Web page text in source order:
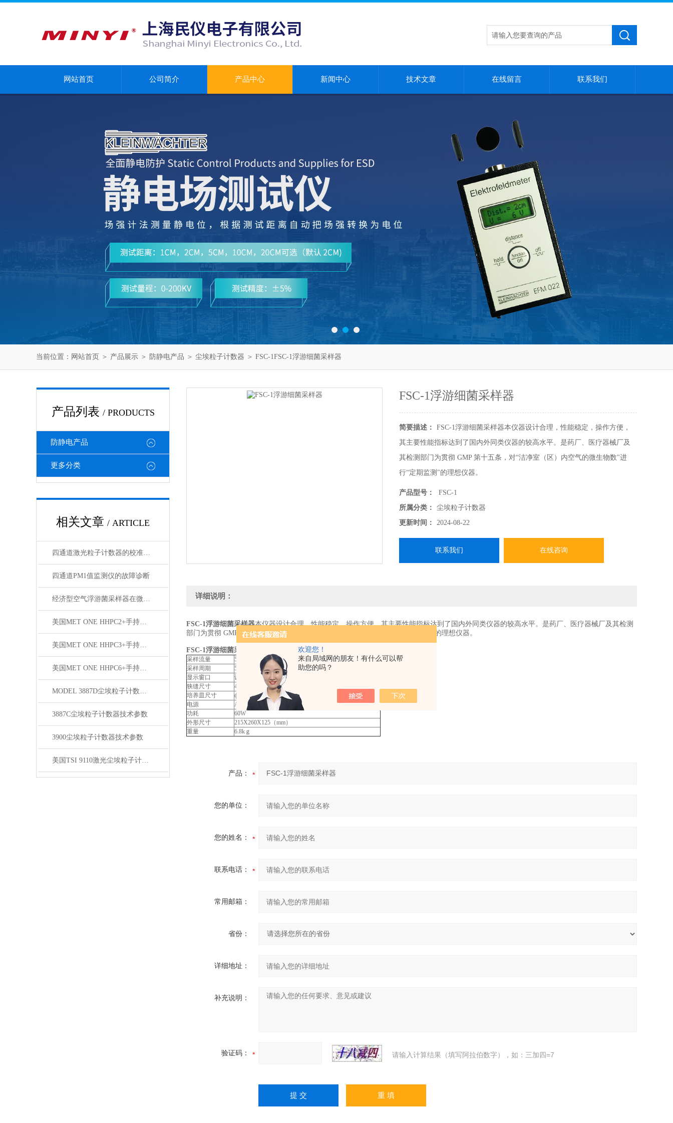
欢迎您！
来自局域网的朋友！有什么可以帮
助您的吗？
网站首页 公司简介 产品中心 新闻中心 技术文章 在线留言 联系我们
当前位置： 网站首页 ＞ 产品展示 ＞ 防静电产品 ＞ 尘埃粒子计数器 ＞ FSC-1FSC-1浮游细菌采样器
产品列表 / PRODUCTS
防静电产品
更多分类
相关文章 / ARTICLE
四通道激光粒子计数器的校准方法与周期性验证流程
四通道PM1值监测仪的故障诊断
经济型空气浮游菌采样器在微生物检测中的优势
美国MET ONE HHPC2+手持式尘埃粒子计数器
美国MET ONE HHPC3+手持式尘埃粒子计数器
美国MET ONE HHPC6+手持式尘埃粒子计数器
MODEL 3887D尘埃粒子计数器技术参数
3887C尘埃粒子计数器技术参数
3900尘埃粒子计数器技术参数
美国TSI 9110激光尘埃粒子计数器技术参数
FSC-1浮游细菌采样器
简要描述：
FSC-1浮游细菌采样器本仪器设计合理，性能稳定，操作方便，
其主要性能指标达到了国内外同类仪器的较高水平。是药厂、医疗器械厂及
其检测部门为贯彻 GMP 第十五条，对“洁净室（区）内空气的微生物数"进
行“定期监测"的理想仪器。
产品型号：
FSC-1
所属分类：
尘埃粒子计数器
更新时间：
2024-08-22
联系我们 在线咨询
详细说明：
FSC-1浮游细菌采样器本仪器设计合理，性能稳定，操作方便，其主要性能指标达到了国内外同类仪器的较高水平。是药厂、医疗器械厂及其检测
部门为贯彻 GMP 第十五条，对“洁净室（区）内空气的微生物数"进行“定期监测"的理想仪器。
FSC-1浮游细菌采样器
采样流量
50L/min
采样周期
5min;10min;20min（1～99min任选）
显示窗口
设置周期和倒计时供选择
狭缝尺寸
40mmX0.3mm
培养皿尺寸
ф 90X15mm
电源
AC220V/50Hz
功耗
60W
外形尺寸
215X260X125（mm）
重量
6.8kｇ
产品：
您的单位：
您的姓名：
联系电话：
常用邮箱：
省份：
详细地址：
补充说明：
验证码： 请输入计算结果（填写阿拉伯数字），如：三加四=7